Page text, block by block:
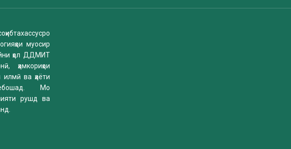
муосир
ҳол ДДМИТ
ҳамкориҳои
илмӣ ва ҳаёти
Мо
рушд ва